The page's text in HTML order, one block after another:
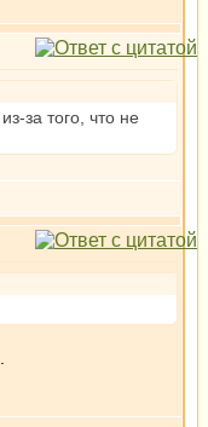
за того, что не